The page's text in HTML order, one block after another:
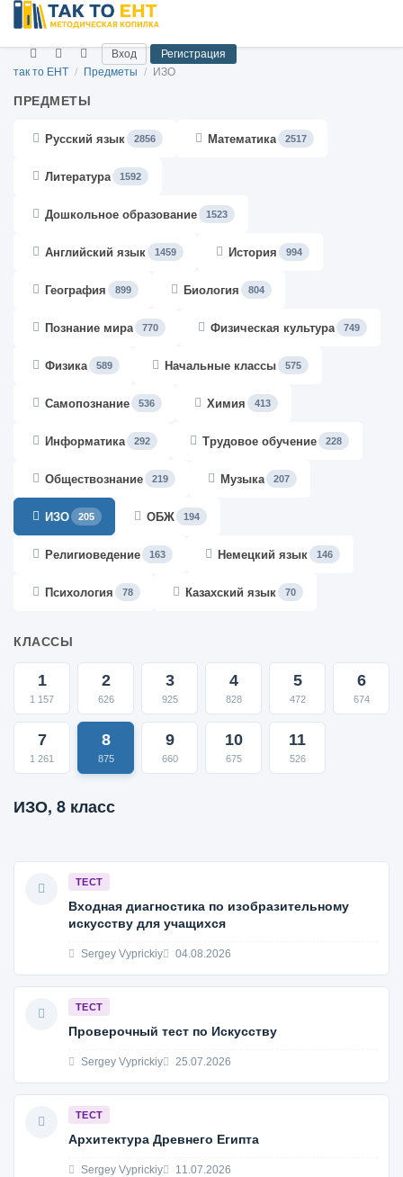
Вход
Регистрация
так то ЕНТ / Предметы / ИЗО
ПРЕДМЕТЫ
Русский язык 2856 Математика 2517
Литература 1592
Дошкольное образование 1523
Английский язык 1459 История 994
География 899 Биология 804
Познание мира 770 Физическая культура 749
Физика 589 Начальные классы 575
Самопознание 536 Химия 413
Информатика 292 Трудовое обучение 228
Обществознание 219 Музыка 207
ИЗО 205 ОБЖ 194
Религиоведение 163 Немецкий язык 146
Психология 78 Казахский язык 70
КЛАССЫ
1
1 157
2
626
3
925
4
828
5
472
6
674
7
1 261
8
875
9
660
10
675
11
526
ИЗО, 8 класс
ТЕСТ
Входная диагностика по изобразительному
искусству для учащихся
Sergey Vyprickiy 04.08.2026
ТЕСТ
Проверочный тест по Искусству
Sergey Vyprickiy 25.07.2026
ТЕСТ
Архитектура Древнего Египта
Sergey Vyprickiy 11.07.2026